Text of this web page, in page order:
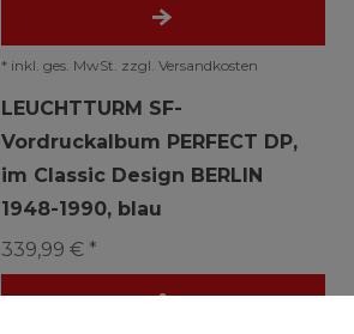
* inkl. ges. MwSt. zzgl. Versandkosten
LEUCHTTURM SF-
Vordruckalbum PERFECT DP,
im Classic Design BERLIN
1948-1990, blau
339,99 € *